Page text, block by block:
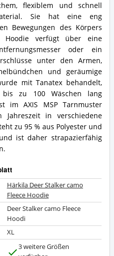
flexiblem und schnell
Sie hat eine eng
Bewegungen des Körpers
verfügt über eine
oder ein
unter den Armen,
und geräumige
mit Tanatex behandelt,
zu 100 Wäschen lang
im AXIS MSP Tarnmuster
in verschiedene
zu 95 % aus Polyester und
ist daher strapazierfähig
Härkila Deer Stalker camo
Fleece Hoodie
Deer Stalker camo Fleece
Hoodi
XL
3 weitere Größen